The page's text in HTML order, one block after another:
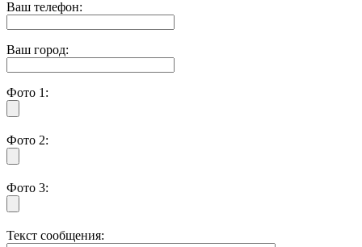
Ваш телефон:
Ваш город:
Фото 1:
Фото 2:
Фото 3:
Текст сообщения: